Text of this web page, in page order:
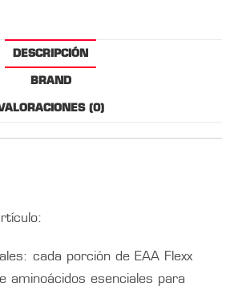
DESCRIPCIÓN
BRAND
(0)
cada porción de EAA Flexx
aminoácidos esenciales para